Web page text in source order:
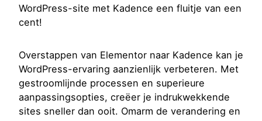
WordPress-site met Kadence een fluitje van een
cent!
Overstappen van Elementor naar Kadence kan je
WordPress-ervaring aanzienlijk verbeteren. Met
gestroomlijnde processen en superieure
aanpassingsopties, creëer je indrukwekkende
sites sneller dan ooit. Omarm de verandering en